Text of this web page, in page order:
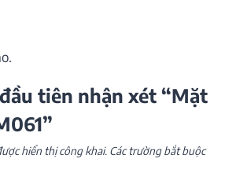
tiên nhận xét “Mặt
hiển thị công khai. Các trường bắt buộc